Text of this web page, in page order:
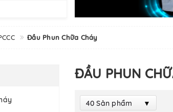
Đầu Phun Chữa Cháy
ĐẦU PHUN
40 Sản phẩm